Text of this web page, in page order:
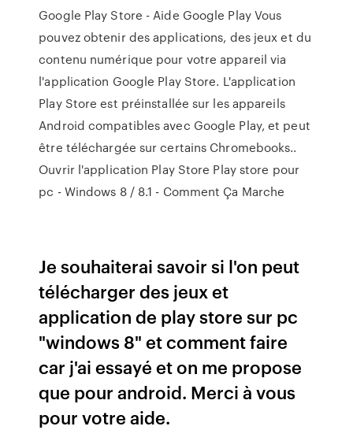
Google Play Store - Aide Google Play Vous
pouvez obtenir des applications, des jeux et du
contenu numérique pour votre appareil via
l'application Google Play Store. L'application
Play Store est préinstallée sur les appareils
Android compatibles avec Google Play, et peut
être téléchargée sur certains Chromebooks..
Ouvrir l'application Play Store Play store pour
pc - Windows 8 / 8.1 - Comment Ça Marche
Je souhaiterai savoir si l'on peut
télécharger des jeux et
application de play store sur pc
"windows 8" et comment faire
car j'ai essayé et on me propose
que pour android. Merci à vous
pour votre aide.